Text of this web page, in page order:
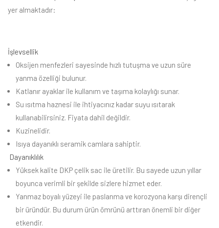
yer almaktadır:
İşlevsellik
Oksijen menfezleri sayesinde hızlı tutuşma ve uzun süre
yanma özelliği bulunur.
Katlanır ayaklar ile kullanım ve taşıma kolaylığı sunar.
Su ısıtma haznesi ile ihtiyacınız kadar suyu ısıtarak
kullanabilirsiniz. Fiyata dahil değildir.
Kuzinelidir.
Isıya dayanıklı seramik camlara sahiptir.
Dayanıklılık
Yüksek kalite DKP çelik sac ile üretilir. Bu sayede uzun yıllar
boyunca verimli bir şekilde sizlere hizmet eder.
Yanmaz boyalı yüzeyi ile paslanma ve korozyona karşı dirençli
bir üründür. Bu durum ürün ömrünü arttıran önemli bir diğer
etkendir.